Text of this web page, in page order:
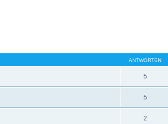
ANTWORTEN
5
5
2